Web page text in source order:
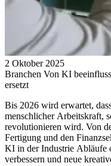
2 Oktober 2025
Branchen Von KI
ersetzt
Bis 2026 wird erwartet,
menschlicher Arbeitskraft,
revolutionieren wird. Von
Fertigung und den
KI in der Industrie Abläufe
verbessern und neue